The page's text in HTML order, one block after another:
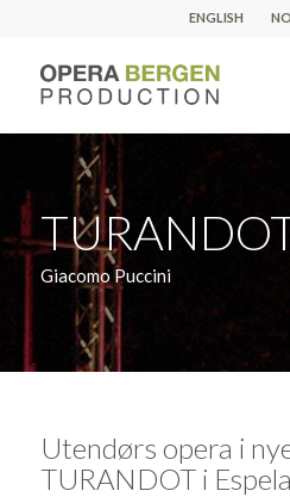
ENGLISH
Giacomo Puccini
Utendørs opera i
TURANDOT i